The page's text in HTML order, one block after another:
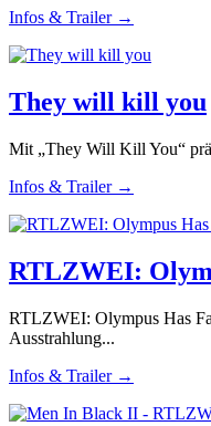
Infos & Trailer →
They will kill you
Mit „They Will Kill You“
Infos & Trailer →
RTLZWEI:
RTLZWEI: Olympus Has
Ausstrahlung...
Infos & Trailer →